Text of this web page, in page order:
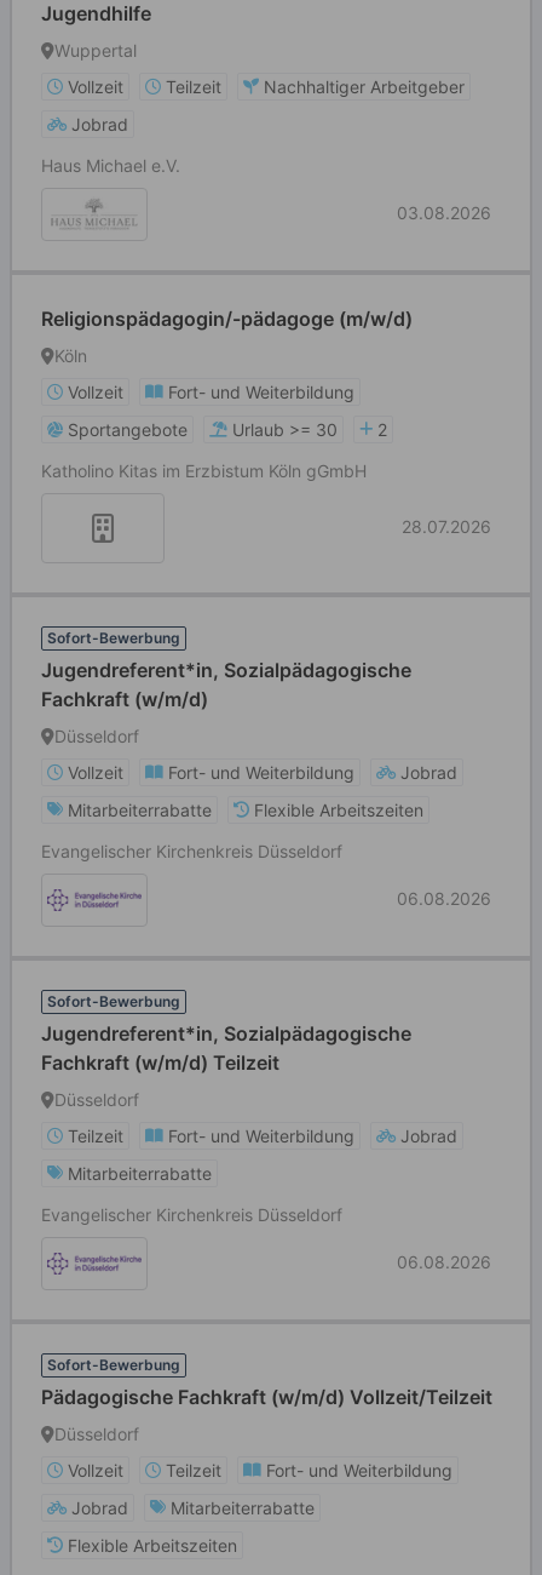
Jugendhilfe
Wuppertal
Vollzeit
Teilzeit
Nachhaltiger Arbeitgeber
Jobrad
Haus Michael e.V.
03.08.2026
Religionspädagogin/-pädagoge (m/w/d)
Köln
Vollzeit
Fort- und Weiterbildung
Sportangebote
Urlaub >= 30
2
Katholino Kitas im Erzbistum Köln gGmbH
28.07.2026
Sofort-Bewerbung
Jugendreferent*in, Sozialpädagogische
Fachkraft (w/m/d)
Düsseldorf
Vollzeit
Fort- und Weiterbildung
Jobrad
Mitarbeiterrabatte
Flexible Arbeitszeiten
Evangelischer Kirchenkreis Düsseldorf
06.08.2026
Sofort-Bewerbung
Jugendreferent*in, Sozialpädagogische
Fachkraft (w/m/d) Teilzeit
Düsseldorf
Teilzeit
Fort- und Weiterbildung
Jobrad
Mitarbeiterrabatte
Evangelischer Kirchenkreis Düsseldorf
06.08.2026
Sofort-Bewerbung
Pädagogische Fachkraft (w/m/d) Vollzeit/Teilzeit
Düsseldorf
Vollzeit
Teilzeit
Fort- und Weiterbildung
Jobrad
Mitarbeiterrabatte
Flexible Arbeitszeiten